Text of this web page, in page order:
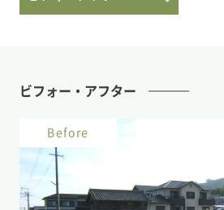
ビフォー・アフター
Before